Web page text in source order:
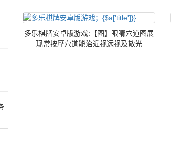
多乐棋牌安卓版游戏:【图】眼睛穴道图展
现常按摩穴道能治近视远视及散光